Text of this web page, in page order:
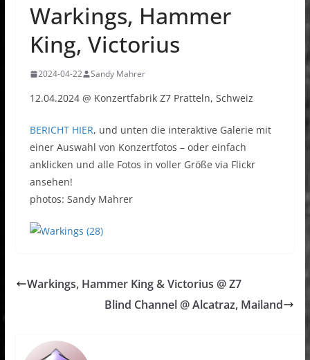
Warkings, Hammer
King, Victorius
2024-04-22 Sandy Mahrer
12.04.2024 @ Konzertfabrik Z7 Pratteln, Schweiz
BERICHT HIER, und unten die interaktive Galerie mit
einer Auswahl von Konzertfotos – oder einfach
anklicken und alle Fotos in voller Größe via Flickr
ansehen!
photos: Sandy Mahrer
Warkings, Hammer King & Victorius @ Z7
Blind Channel @ Alcatraz, Mailand